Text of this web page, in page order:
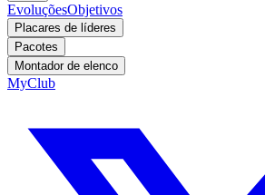
EvoluçõesObjetivos
Placares de líderes
Pacotes
Montador de elenco
MyClub